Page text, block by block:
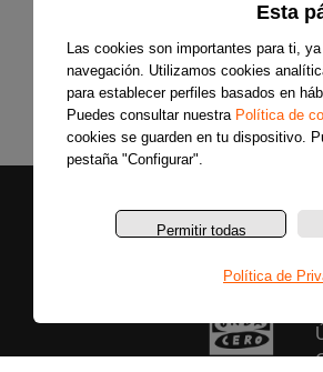
Esta
Las cookies son importantes para ti,
navegación. Utilizamos cookies
para establecer perfiles basados en
Puedes consultar nuestra Política de
cookies se guarden en tu dispositivo.
pestaña "Configurar".
Permitir todas
Política de